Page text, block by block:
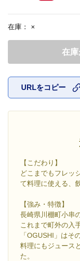
在庫： ×
在
URLをコピー
【こだわり】
どこまでもフレッ
て料理に使える、
【強み・特徴】
長崎県川棚町小串
これまで町外の入
「OGUSHI」はそ
料理にもジュース
た。